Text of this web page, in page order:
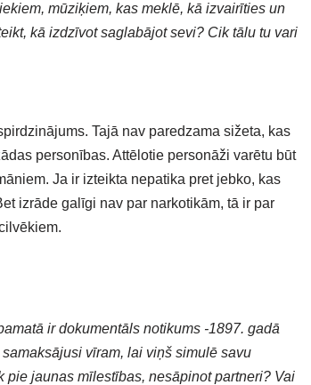
mūziķiem, kas meklē, kā izvairīties un
kā izdzīvot saglabājot sevi? Cik tālu tu vari
Tajā nav paredzama sižeta, kas
personības. Attēlotie personāži varētu būt
Ja ir izteikta nepatika pret jebko, kas
izrāde galīgi nav par narkotikām, tā ir par
ir dokumentāls notikums -1897. gadā
vīram, lai viņš simulē savu
jaunas mīlestības, nesāpinot partneri? Vai